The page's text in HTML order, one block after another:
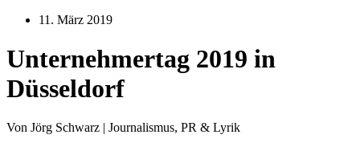
11. März 2019
Unternehmertag 2019 in
Düsseldorf
Von Jörg Schwarz | Journalismus, PR & Lyrik